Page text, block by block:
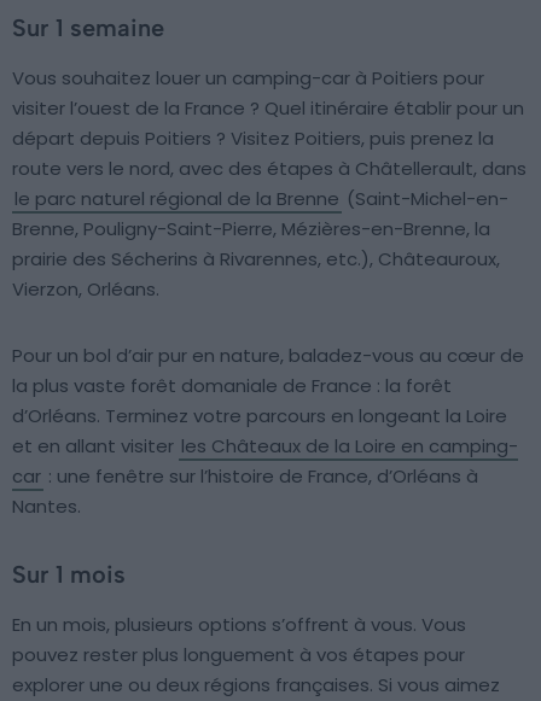
Sur 1 semaine
Vous souhaitez louer un camping-car à Poitiers pour
visiter l’ouest de la France ? Quel itinéraire établir pour un
départ depuis Poitiers ? Visitez Poitiers, puis prenez la
route vers le nord, avec des étapes à Châtellerault, dans
le parc naturel régional de la Brenne (Saint-Michel-en-
Brenne, Pouligny-Saint-Pierre, Mézières-en-Brenne, la
prairie des Sécherins à Rivarennes, etc.), Châteauroux,
Vierzon, Orléans.
Pour un bol d’air pur en nature, baladez-vous au cœur de
la plus vaste forêt domaniale de France : la forêt
d’Orléans. Terminez votre parcours en longeant la Loire
et en allant visiter les Châteaux de la Loire en camping-
car : une fenêtre sur l’histoire de France, d’Orléans à
Nantes.
Sur 1 mois
En un mois, plusieurs options s’offrent à vous. Vous
pouvez rester plus longuement à vos étapes pour
explorer une ou deux régions françaises. Si vous aimez